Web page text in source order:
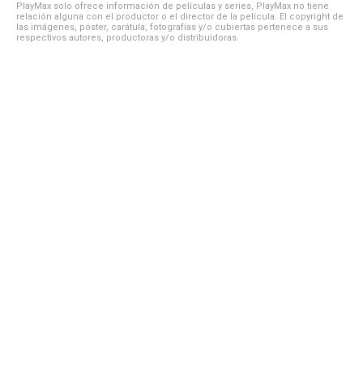
PlayMax solo ofrece información de películas y series, PlayMax no tiene
relación alguna con el productor o el director de la película. El copyright de
las imágenes, póster, carátula, fotografías y/o cubiertas pertenece a sus
respectivos autores, productoras y/o distribuidoras.